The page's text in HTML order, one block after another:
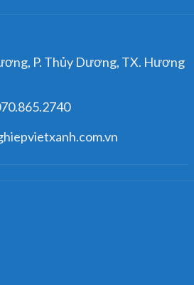
P. Thủy Dương, TX. Hương